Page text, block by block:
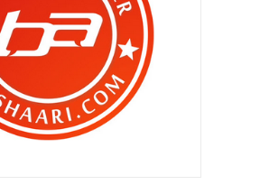
ibu derma baju..
luka ..
dada membacanya..
airmata melihat kesan